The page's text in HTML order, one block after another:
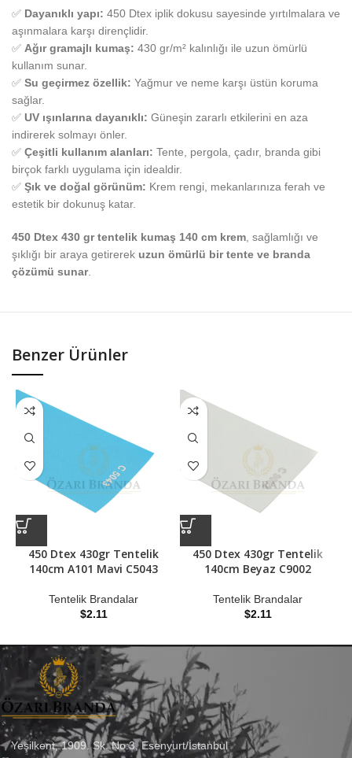
✅ Dayanıklı yapı: 450 Dtex iplik dokusu sayesinde yırtılmalara ve
aşınmalara karşı dirençlidir.
✅ Ağır gramajlı kumaş: 430 gr/m² kalınlığı ile uzun ömürlü
kullanım sunar.
✅ Su geçirmez özellik: Yağmur ve neme karşı üstün koruma
sağlar.
✅ UV ışınlarına dayanıklı: Güneşin zararlı etkilerini en aza
indirerek solmayı önler.
✅ Çeşitli kullanım alanları: Tente, pergola, çadır, branda gibi
birçok farklı uygulama için idealdir.
✅ Şık ve doğal görünüm: Krem rengi, mekanlarınıza ferah ve
estetik bir dokunuş katar.
450 Dtex 430 gr tentelik kumaş 140 cm krem , sağlamlığı ve
şıklığı bir araya getirerek uzun ömürlü bir tente ve branda
çözümü sunar.
Benzer Ürünler
450 Dtex 430gr Tentelik
140cm A101 Mavi C5043
Tentelik Brandalar
$2.11
450 Dtex 430gr Tentelik
140cm Beyaz C9002
Tentelik Brandalar
$2.11
Yeşilkent, 1909. Sk. No:3, Esenyurt/İstanbul